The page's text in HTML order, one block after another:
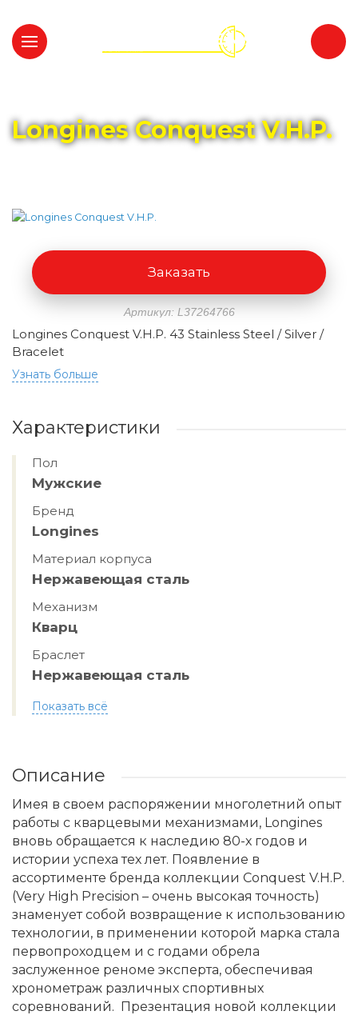
Longines Conquest V.H.P.
Артикул: L37264766
Longines Conquest V.H.P. 43 Stainless Steel / Silver /
Bracelet
Узнать больше
Заказать
Характеристики
Пол
Мужские
Бренд
Longines
Материал корпуса
Нержавеющая сталь
Механизм
Кварц
Браслет
Нержавеющая сталь
Показать всё
Описание
Имея в своем распоряжении многолетний опыт
работы с кварцевыми механизмами, Longines
вновь обращается к наследию 80-х годов и
истории успеха тех лет. Появление в
ассортименте бренда коллекции Conquest V.H.P.
(Very High Precision – очень высокая точность)
знаменует собой возвращение к использованию
технологии, в применении которой марка стала
первопроходцем и с годами обрела
заслуженное реноме эксперта, обеспечивая
хронометраж различных спортивных
соревнований. Презентация новой коллекции